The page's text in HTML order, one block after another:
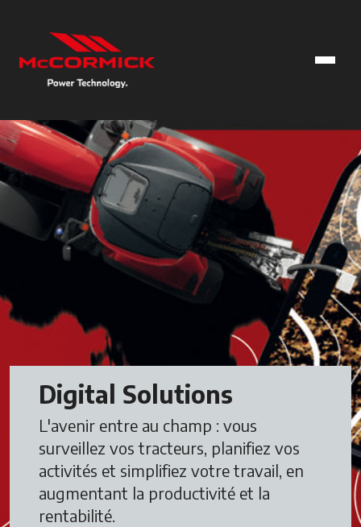
Digital Solutions
L'avenir entre au champ : vous
surveillez vos tracteurs, planifiez vos
activités et simplifiez votre travail, en
augmentant la productivité et la
rentabilité.